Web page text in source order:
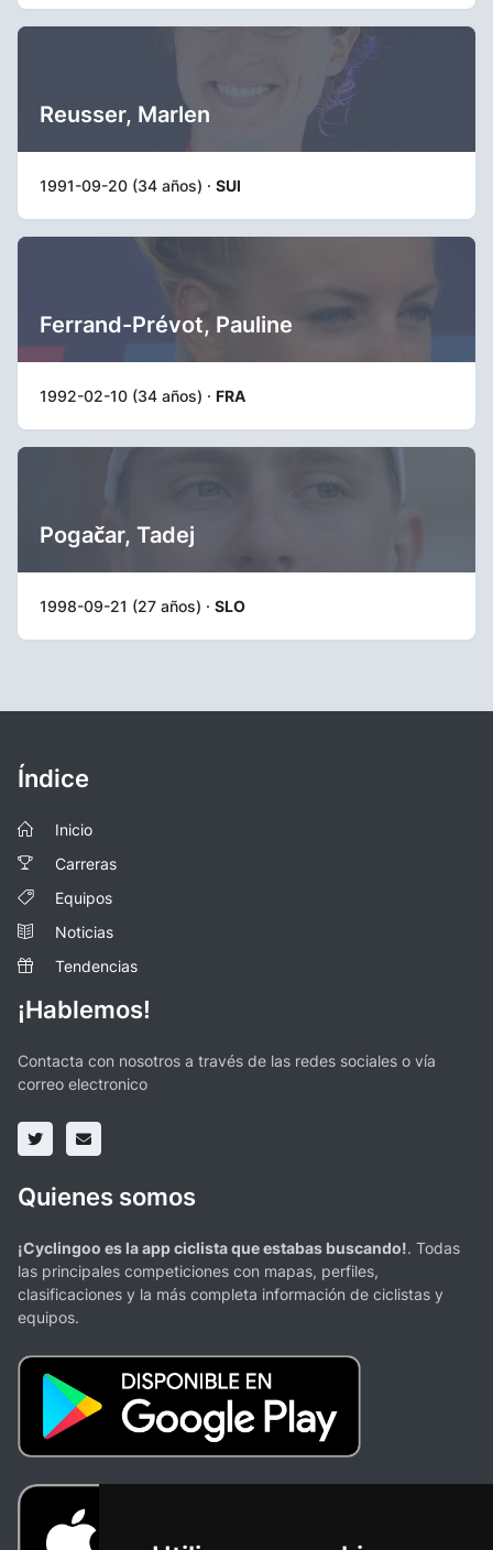
Reusser, Marlen
1991-09-20 (34 años) · SUI
Ferrand-Prévot, Pauline
1992-02-10 (34 años) · FRA
Pogačar, Tadej
1998-09-21 (27 años) · SLO
Índice
Inicio
Carreras
Equipos
Noticias
Tendencias
¡Hablemos!
Contacta con nosotros a través de las redes sociales o vía
correo electronico
Quienes somos
¡Cyclingoo es la app ciclista que estabas buscando!. Todas
las principales competiciones con mapas, perfiles,
clasificaciones y la más completa información de ciclistas y
equipos.